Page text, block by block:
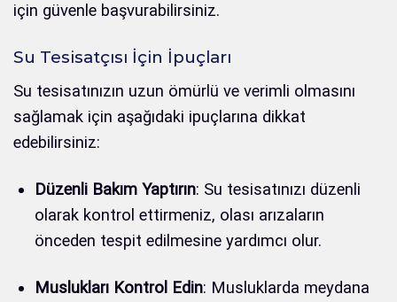
için güvenle başvurabilirsiniz.
Su Tesisatçısı İçin İpuçları
Su tesisatınızın uzun ömürlü ve verimli olmasını
sağlamak için aşağıdaki ipuçlarına dikkat
edebilirsiniz:
Düzenli Bakım Yaptırın: Su tesisatınızı düzenli
olarak kontrol ettirmeniz, olası arızaların
önceden tespit edilmesine yardımcı olur.
Muslukları Kontrol Edin: Musluklarda meydana